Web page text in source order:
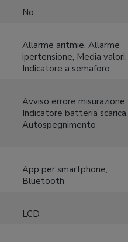
No
Allarme aritmie, Allarme
ipertensione, Media valori,
Indicatore a semaforo
Avviso errore misurazione,
Indicatore batteria scarica,
Autospegnimento
App per smartphone,
Bluetooth
LCD